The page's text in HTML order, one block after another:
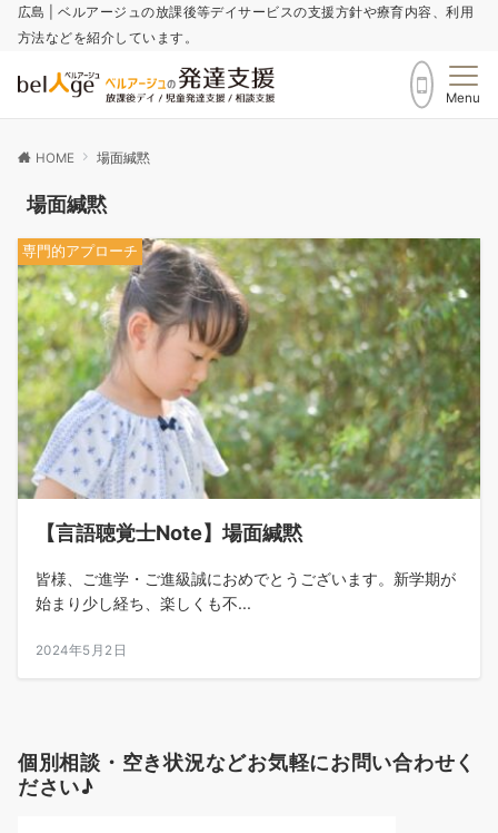
広島 | ベルアージュの放課後等デイサービスの支援方針や療育内容、利用
方法などを紹介しています。
Menu
HOME 場面緘黙
場面緘黙
専門的アプローチ
【言語聴覚士Note】場面緘黙
皆様、ご進学・ご進級誠におめでとうございます。新学期が
始まり少し経ち、楽しくも不...
2024年5月2日
個別相談・空き状況などお気軽にお問い合わせく
ださい♪